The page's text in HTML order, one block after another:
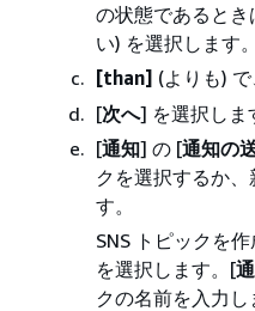
の状態であるとき
い) を選択します。
[than] (よりも) で
[次へ] を選択しま
[通知] の [通知の
クを選択するか
す。
SNS トピックを
を選択します。[
クの名前を入力し